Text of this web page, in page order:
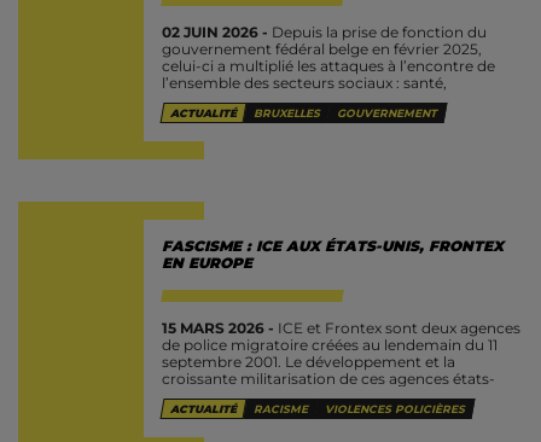
02 JUIN 2026 - Depuis la prise de fonction du
gouvernement fédéral belge en février 2025,
celui-ci a multiplié les attaques à l’encontre de
l’ensemble des secteurs sociaux : santé,
éducation, culture, aide aux...
ACTUALITÉ BRUXELLES GOUVERNEMENT
FASCISME : ICE AUX ÉTATS-UNIS, FRONTEX
EN EUROPE
15 MARS 2026 - ICE et Frontex sont deux agences
de police migratoire créées au lendemain du 11
septembre 2001. Le développement et la
croissante militarisation de ces agences états-
uniennes et européennes s'inscrivent dans...
ACTUALITÉ RACISME VIOLENCES POLICIÈRES